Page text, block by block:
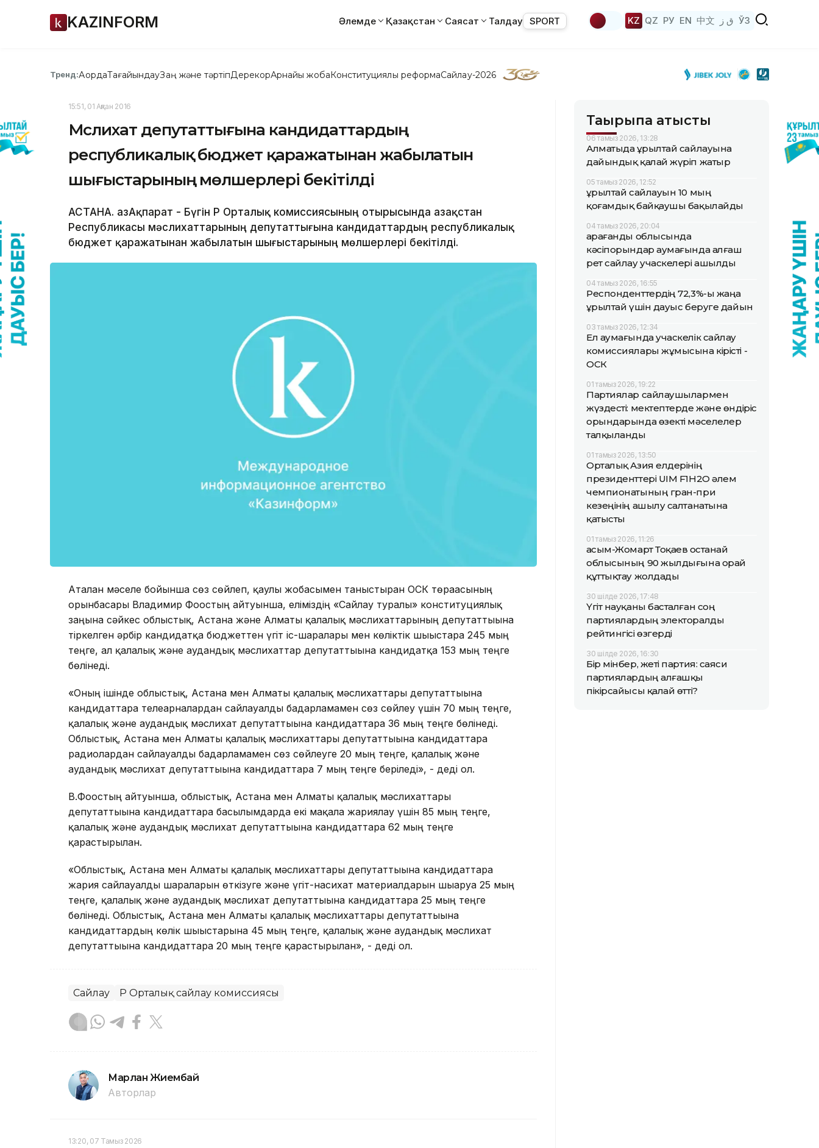
KAZINFORM Әлемде Қазақстан Саясат Талдау SPORT KZ QZ РУ EN 中文 ق ز ЎЗ
Тренд:АқордаТағайындауЗаң және тәртіпДерекқорАрнайы жобаКонституциялық реформаСайлау-2026
15:51, 01 Ақпан 2016
Мәслихат депутаттығына кандидаттардың
республикалық бюджет қаражатынан жабылатын
шығыстарының мөлшерлері бекітілді
АСТАНА. ҚазАқпарат - Бүгін ҚР Орталық комиссиясының отырысында Қазақстан
Республикасы мәслихаттарының депутаттығына кандидаттардың республикалық
бюджет қаражатынан жабылатын шығыстарының мөлшерлері бекітілді.
Аталған мәселе бойынша сөз сөйлеп, қаулы жобасымен таныстырған ОСК төрағасының
орынбасары Владимир Фоостың айтуынша, еліміздің «Сайлау туралы» конституциялық
заңына сәйкес облыстық, Астана және Алматы қалалық мәслихаттарының депутаттығына
тіркелген әрбір кандидатқа бюджеттен үгіт іс-шаралары мен көліктік шығыстарға 245 мың
теңге, ал қалалық және аудандық мәслихаттар депутаттығына кандидатқа 153 мың теңге
бөлінеді.
«Оның ішінде облыстық, Астана мен Алматы қалалық мәслихаттары депутаттығына
кандидаттарға телеарналардан сайлауалды бағдарламамен сөз сөйлеу үшін 70 мың теңге,
қалалық және аудандық мәслихат депутаттығына кандидаттарға 36 мың теңге бөлінеді.
Облыстық, Астана мен Алматы қалалық мәслихаттары депутаттығына кандидаттарға
радиолардан сайлауалды бағдарламамен сөз сөйлеуге 20 мың теңге, қалалық және
аудандық мәслихат депутаттығына кандидаттарға 7 мың теңге беріледі», - деді ол.
В.Фоостың айтуынша, облыстық, Астана мен Алматы қалалық мәслихаттары
депутаттығына кандидаттарға басылымдарда екі мақала жариялау үшін 85 мың теңге,
қалалық және аудандық мәслихат депутаттығына кандидаттарға 62 мың теңге
қарастырылған.
«Облыстық, Астана мен Алматы қалалық мәслихаттары депутаттығына кандидаттарға
жария сайлауалды шараларын өткізуге және үгіт-насихат материалдарын шығаруға 25 мың
теңге, қалалық және аудандық мәслихат депутаттығына кандидаттарға 25 мың теңге
бөлінеді. Облыстық, Астана мен Алматы қалалық мәслихаттары депутаттығына
кандидаттардың көлік шығыстарына 45 мың теңге, қалалық және аудандық мәслихат
депутаттығына кандидаттарға 20 мың теңге қарастырылған», - деді ол.
Сайлау ҚР Орталық сайлау комиссиясы
Марлан Жиембай
Авторлар
13:20, 07 Тамыз 2026
Тақырыпқа қатысты
06 тамыз 2026, 13:28
Алматыда Құрылтай сайлауына
дайындық қалай жүріп жатыр
05 тамыз 2026, 12:52
Құрылтай сайлауын 10 мың
қоғамдық байқаушы бақылайды
04 тамыз 2026, 20:04
Қарағанды облысында
кәсіпорындар аумағында алғаш
рет сайлау учаскелері ашылды
04 тамыз 2026, 16:55
Респонденттердің 72,3%-ы жаңа
Құрылтай үшін дауыс беруге дайын
03 тамыз 2026, 12:34
Ел аумағында учаскелік сайлау
комиссиялары жұмысына кірісті -
ОСК
01 тамыз 2026, 19:22
Партиялар сайлаушылармен
жүздесті: мектептерде және өндіріс
орындарында өзекті мәселелер
талқыланды
01 тамыз 2026, 13:50
Орталық Азия елдерінің
президенттері UIM F1H2O әлем
чемпионатының гран-при
кезеңінің ашылу салтанатына
қатысты
01 тамыз 2026, 11:26
Қасым-Жомарт Тоқаев Қостанай
облысының 90 жылдығына орай
құттықтау жолдады
30 шілде 2026, 17:48
Үгіт науқаны басталған соң
партиялардың электоралды
рейтингісі өзгерді
30 шілде 2026, 16:30
Бір мінбер, жеті партия: саяси
партиялардың алғашқы
пікірсайысы қалай өтті?